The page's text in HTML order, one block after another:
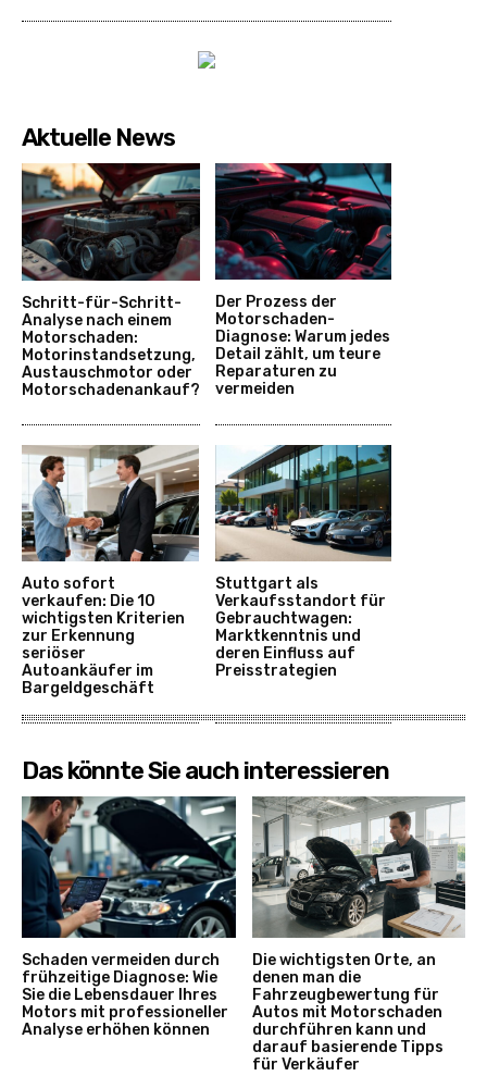
Aktuelle News
Schritt-für-Schritt-
Analyse nach einem
Motorschaden:
Motorinstandsetzung,
Austauschmotor oder
Motorschadenankauf?
Der Prozess der
Motorschaden-
Diagnose: Warum jedes
Detail zählt, um teure
Reparaturen zu
vermeiden
Auto sofort
verkaufen: Die 10
wichtigsten Kriterien
zur Erkennung
seriöser
Autoankäufer im
Bargeldgeschäft
Stuttgart als
Verkaufsstandort für
Gebrauchtwagen:
Marktkenntnis und
deren Einfluss auf
Preisstrategien
Das könnte Sie auch interessieren
Schaden vermeiden durch
frühzeitige Diagnose: Wie
Sie die Lebensdauer Ihres
Motors mit professioneller
Analyse erhöhen können
Die wichtigsten Orte, an
denen man die
Fahrzeugbewertung für
Autos mit Motorschaden
durchführen kann und
darauf basierende Tipps
für Verkäufer